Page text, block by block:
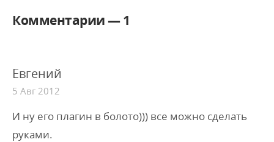
Комментарии —1
Евгений
5 Авг 2012
И ну его плагин в болото))) все можно сделать
руками.